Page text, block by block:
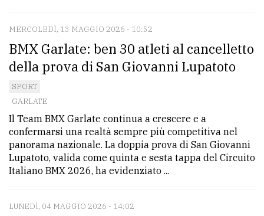
MERCOLEDÌ, 13 MAGGIO 2026 - 10:52
BMX Garlate: ben 30 atleti al cancelletto
della prova di San Giovanni Lupatoto
SPORT
GARLATE
Il Team BMX Garlate continua a crescere e a
confermarsi una realtà sempre più competitiva nel
panorama nazionale. La doppia prova di San Giovanni
Lupatoto, valida come quinta e sesta tappa del Circuito
Italiano BMX 2026, ha evidenziato ...
LUNEDÌ, 04 MAGGIO 2026 - 14:02